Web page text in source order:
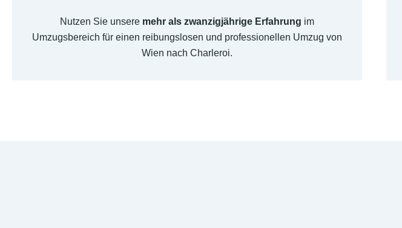
Nutzen Sie unsere mehr als zwanzigjährige Erfahrung im
Umzugsbereich für einen reibungslosen und professionellen Umzug von
Wien nach Charleroi.